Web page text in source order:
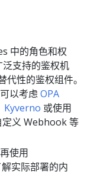
中的角色和权
泛支持的鉴权机
性的鉴权组件。
以考虑OPA
Kyverno 或使用
义 Webhook 等
使用
实际部署的内